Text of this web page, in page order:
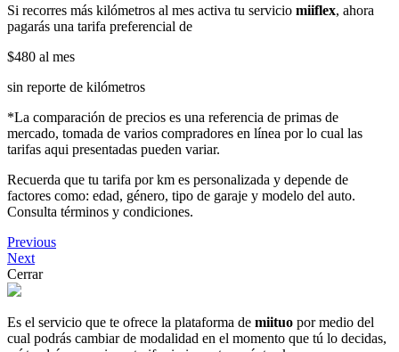
Si recorres más kilómetros al mes activa tu servicio miiflex, ahora
pagarás una tarifa preferencial de
$480 al mes
sin reporte de kilómetros
*La comparación de precios es una referencia de primas de
mercado, tomada de varios compradores en línea por lo cual las
tarifas aqui presentadas pueden variar.
Recuerda que tu tarifa por km es personalizada y depende de
factores como: edad, género, tipo de garaje y modelo del auto.
Consulta términos y condiciones.
Previous
Next
Cerrar
Es el servicio que te ofrece la plataforma de miituo por medio del
cual podrás cambiar de modalidad en el momento que tú lo decidas,